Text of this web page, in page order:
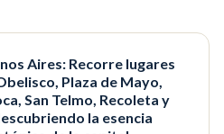
Aires: Recorre lugares
Plaza de Mayo,
San Telmo, Recoleta y
la esencia